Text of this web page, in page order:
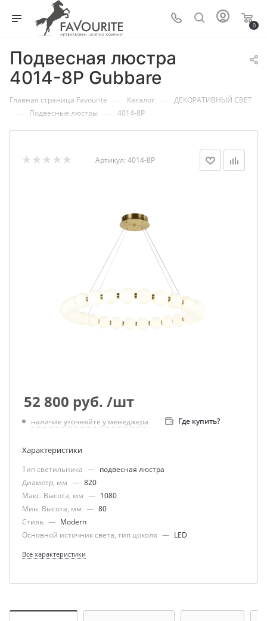
0
Подвесная люстра
4014-8P Gubbare
Главная страница Favourite — Каталог — ДЕКОРАТИВНЫЙ СВЕТ
— Подвесные люстры — 4014-8P
Артикул: 4014-8P
52 800 руб. /шт
наличие уточняйте у менеджера Где купить?
Характеристики
Тип светильника — подвесная люстра
Диаметр, мм — 820
Макс. Высота, мм — 1080
Мин. Высота, мм — 80
Стиль — Modern
Основной источник света, тип цоколя — LED
Все характеристики